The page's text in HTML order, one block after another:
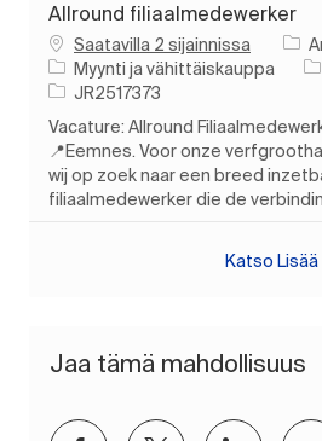
Allround filiaalmedewerker
Saatavilla 2 sijainnissa
Luokka
Myynti ja vähittäiskauppa
Työn tunnus
JR2517373
Vacature: Allround
📍Eemnes. Voor onze
wij op zoek naar een breed
filiaalmedewerker die de
Katso Lisää
Jaa tämä mahdollisuus